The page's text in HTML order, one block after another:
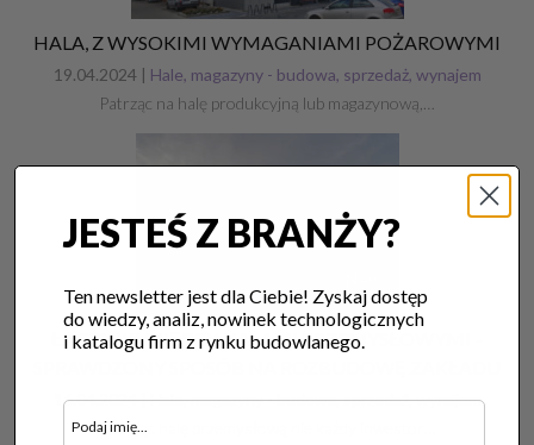
HALA, Z WYSOKIMI WYMAGANIAMI POŻAROWYMI
19.04.2024 | Hale, magazyny - budowa, sprzedaż, wynajem
Patrząc na halę produkcyjną lub magazynową,…
ŁĄCZNIKI MIĘDZY HALAMI PRZEMYSŁOWYMI –
16.04.2024 |Hale, magazyny - budowa, sprzedaż, wynajem
Budując halę przemysłową nie każdy inwestor…
JESTEŚ Z BRANŻY?
Ten newsletter jest dla Ciebie! Zyskaj dostęp
do wiedzy, analiz, nowinek technologicznych
i katalogu firm z rynku budowlanego.